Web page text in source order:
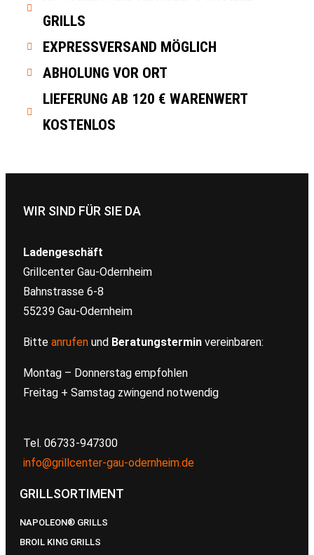
GRILLS
EXPRESSVERSAND MÖGLICH
ABHOLUNG VOR ORT
LIEFERUNG AB 120 € WARENWERT
KOSTENLOS
WIR SIND FÜR SIE DA
Ladengeschäft
Grillcenter Gau-Odernheim
Bahnstrasse 6-8
55239 Gau-Odernheim
Bitte anrufen und Beratungstermin vereinbaren:
Montag – Donnerstag empfohlen
Freitag + Samstag zwingend notwendig
Tel. 06733-947300
info@grillcenter-gau-odernheim.de
GRILLSORTIMENT
NAPOLEON® GRILLS
BROIL KING GRILLS